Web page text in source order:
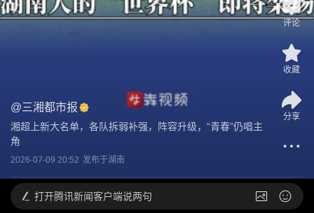
@三湘都市报
湘超上新大名单，各队拆弱补强，阵容升级，“青春”仍唱主
角
2026-07-09 20:52 发布于湖南
评论
收藏
分享
打开腾讯新闻客户端说两句